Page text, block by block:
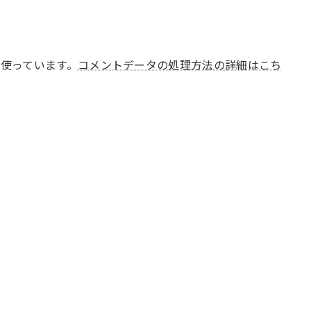
っています。 コメントデータの処理方法の詳細はこち